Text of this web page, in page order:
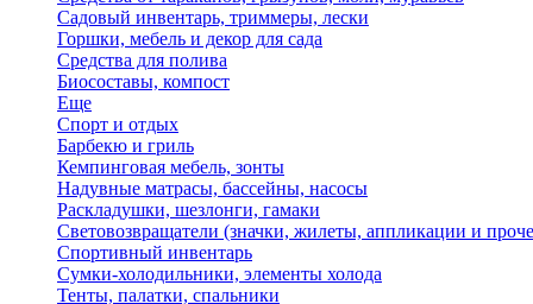
Садовый инвентарь, триммеры, лески
Горшки, мебель и декор для сада
Средства для полива
Биосоставы, компост
Еще
Спорт и отдых
Барбекю и гриль
Кемпинговая мебель, зонты
Надувные матрасы, бассейны, насосы
Раскладушки, шезлонги, гамаки
Световозвращатели (значки, жилеты, аппликации и
Спортивный инвентарь
Сумки-холодильники, элементы холода
Тенты, палатки, спальники